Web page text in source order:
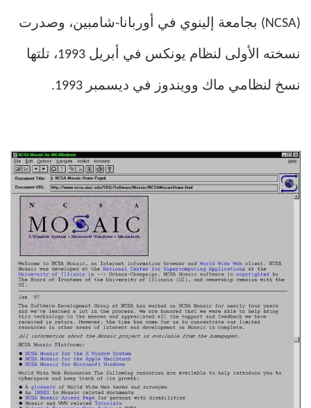
(NCSA) بجامعة إلينوي في أوربانا-شامبين، وصدرت
نسخته الأولى لنظام يونكس في أبريل 1993، تلتها
نسخ لنظامي ماك وويندوز في ديسمبر 1993.